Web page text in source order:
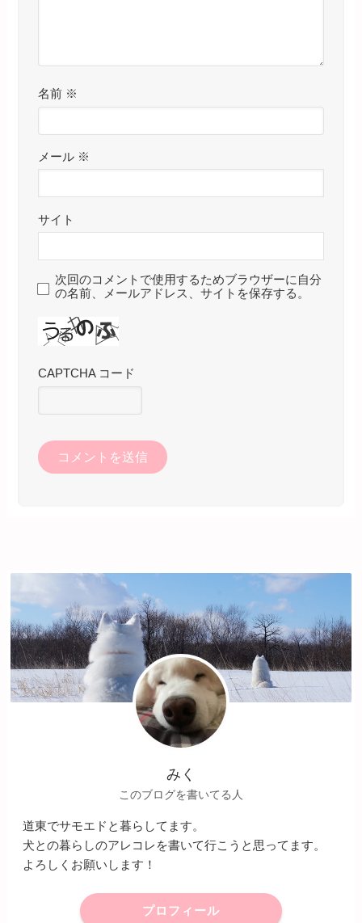
名前 ※
メール ※
サイト
次回のコメントで使用するためブラウザーに自分
の名前、メールアドレス、サイトを保存する。
CAPTCHA コード
みく
このブログを書いてる人
道東でサモエドと暮らしてます。
犬との暮らしのアレコレを書いて行こうと思ってます。
よろしくお願いします！
プロフィール